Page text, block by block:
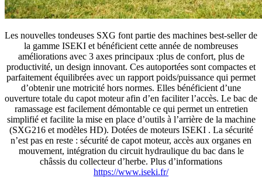
Les nouvelles tondeuses SXG font partie des machines best-seller de
la gamme ISEKI et bénéficient cette année de nombreuses
améliorations avec 3 axes principaux :plus de confort, plus de
productivité, un design innovant. Ces autoportées sont compactes et
parfaitement équilibrées avec un rapport poids/puissance qui permet
d’obtenir une motricité hors normes. Elles bénéficient d’une
ouverture totale du capot moteur afin d’en faciliter l’accès. Le bac de
ramassage est facilement démontable ce qui permet un entretien
simplifié et facilite la mise en place d’outils à l’arrière de la machine
(SXG216 et modèles HD). Dotées de moteurs ISEKI . La sécurité
n’est pas en reste : sécurité de capot moteur, accès aux organes en
mouvement, intégration du circuit hydraulique du bac dans le
châssis du collecteur d’herbe. Plus d’informations
https://www.iseki.fr/